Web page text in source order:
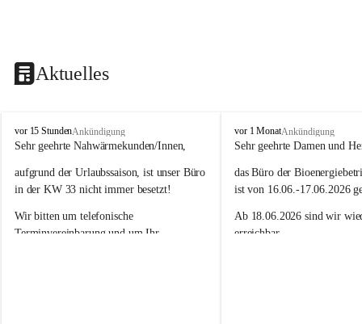
Aktuelles
N
a
w
ä
m
e
vor 15 StundenAnkündigung
Sehr geehrte Nahwärmekunden/Innen,
aufgrund der Urlaubssaison, ist unser Büro
in der KW 33 nicht immer besetzt!
Wir bitten um telefonische
Terminvereinbarung und um Ihr
N
a
w
ä
m
e
vor 1 MonatAnkündigung
Sehr geehrte Damen und
das Büro der
ist von 16.06.-17.06.2026
Ab 18.06.2026 sind wir
erreichbar.